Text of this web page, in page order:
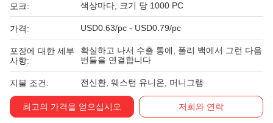
모크: 색상마다, 크기 당 1000 PC
가격: USD0.63/pc - USD0.79/pc
포장에 대한 세부
사항:
확실하고 나서 수출 통에, 폴리 백에서 그런 다음
번들을 연결합니다
지불 조건: 전신환, 웨스턴 유니온, 머니그램
최고의 가격을 얻으십시오 저희와 연락